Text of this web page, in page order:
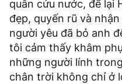
quân cứu nước, để lại
đẹp, quyến rũ và
người yêu đã bỏ anh
tôi cảm thấy khâm
những người lính
chân trời không chỉ ở